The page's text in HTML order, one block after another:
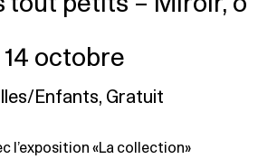
octobre
Enfants, Gratuit
l’exposition «La collection»